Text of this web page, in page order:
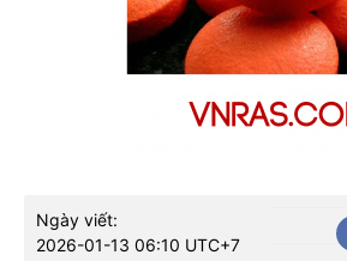
Ngày viết:
2026-01-13 06:10 UTC+7